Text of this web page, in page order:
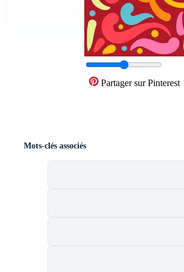
Partager sur Pinterest
Mots-clés associés